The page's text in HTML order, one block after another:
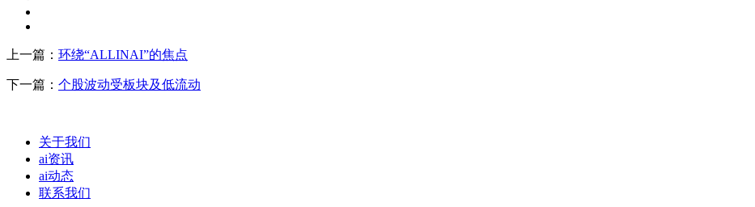
上一篇： 环绕“ALLINAI”的焦点
下一篇： 个股波动受板块及低流动
关于我们
ai资讯
ai动态
联系我们